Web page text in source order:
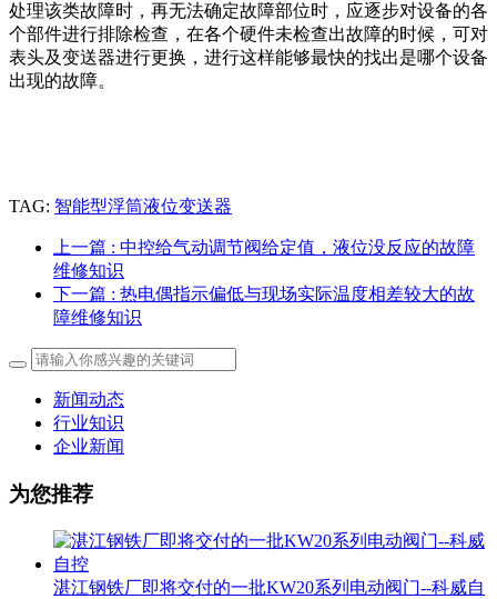
处理该类故障时，再无法确定故障部位时，应逐步对设备的各
个部件进行排除检查，在各个硬件未检查出故障的时候，可对
表头及变送器进行更换，进行这样能够最快的找出是哪个设备
出现的故障。
TAG: 智能型浮筒液位变送器
上一篇 : 中控给气动调节阀给定值，液位没反应的故障
维修知识
下一篇 : 热电偶指示偏低与现场实际温度相差较大的故
障维修知识
新闻动态
行业知识
企业新闻
为您推荐
湛江钢铁厂即将交付的一批KW20系列电动阀门--科威自